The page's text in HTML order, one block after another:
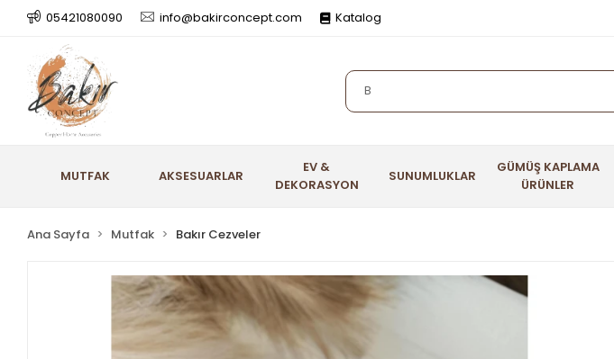
05421080090 info@bakirconcept.com Katalog
MUTFAK AKSESUARLAR
EV &
DEKORASYON
SUNUMLUKLAR
GÜMÜŞ KAPLAMA
ÜRÜNLER
Ana Sayfa Mutfak Bakır Cezveler